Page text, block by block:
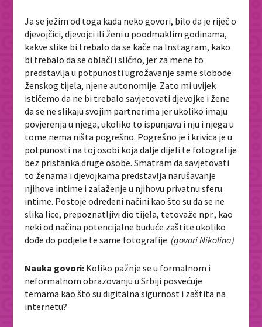
Ja se ježim od toga kada neko govori, bilo da je riječ o
djevojčici, djevojci ili ženi u poodmaklim godinama,
kakve slike bi trebalo da se kače na Instagram, kako
bi trebalo da se oblači i slično, jer za mene to
predstavlja u potpunosti ugrožavanje same slobode
ženskog tijela, njene autonomije. Zato mi uvijek
ističemo da ne bi trebalo savjetovati djevojke i žene
da se ne slikaju svojim partnerima jer ukoliko imaju
povjerenja u njega, ukoliko to ispunjava i nju i njega u
tome nema ništa pogrešno. Pogrešno je i krivica je u
potpunosti na toj osobi koja dalje dijeli te fotografije
bez pristanka druge osobe. Smatram da savjetovati
to ženama i djevojkama predstavlja narušavanje
njihove intime i zalaženje u njihovu privatnu sferu
intime. Postoje određeni načini kao što su da se ne
slika lice, prepoznatljivi dio tijela, tetovaže npr., kao
neki od načina potencijalne buduće zaštite ukoliko
dođe do podjele te same fotografije. (govori Nikolina)
Nauka govori: Koliko pažnje se u formalnom i
neformalnom obrazovanju u Srbiji posvećuje
temama kao što su digitalna sigurnost i zaštita na
internetu?